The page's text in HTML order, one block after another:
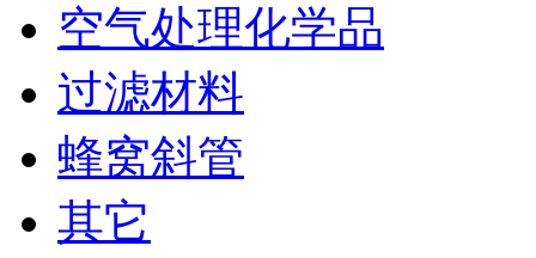
空气处理化学品
过滤材料
蜂窝斜管
其它